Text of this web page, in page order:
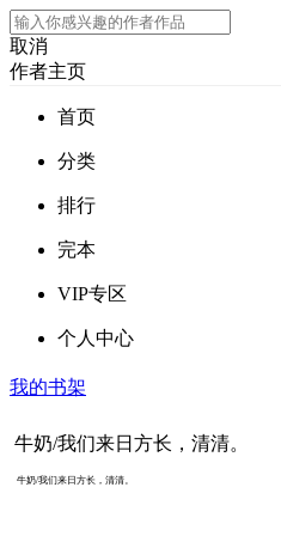
取消
作者主页
首页
分类
排行
完本
VIP专区
个人中心
我的书架
牛奶/我们来日方长，清清。
牛奶/我们来日方长，清清。